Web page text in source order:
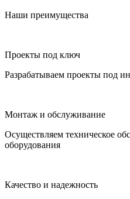
Наши преимущества
Проекты под ключ
Разрабатываем проекты под
Монтаж и обслуживание
Осуществляем техническое
оборудования
Качество и надежность